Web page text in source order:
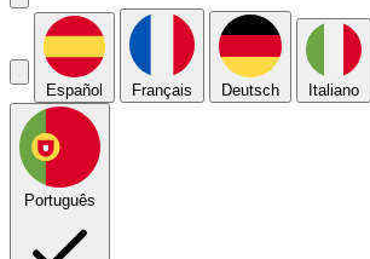
Español Français Deutsch Italiano
Português